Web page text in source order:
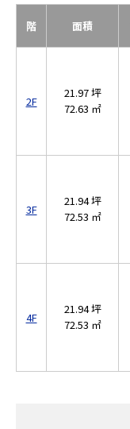
階 面積
2F
21.97 坪
72.63 ㎡
3F
21.94 坪
72.53 ㎡
4F
21.94 坪
72.53 ㎡